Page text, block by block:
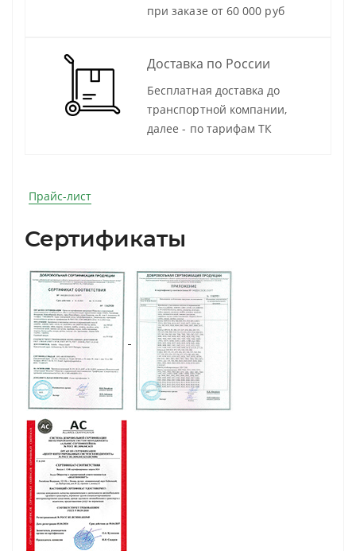
при заказе от 60 000 руб
Доставка по России
Бесплатная доставка до
транспортной компании,
далее - по тарифам ТК
Прайс-лист
Сертификаты